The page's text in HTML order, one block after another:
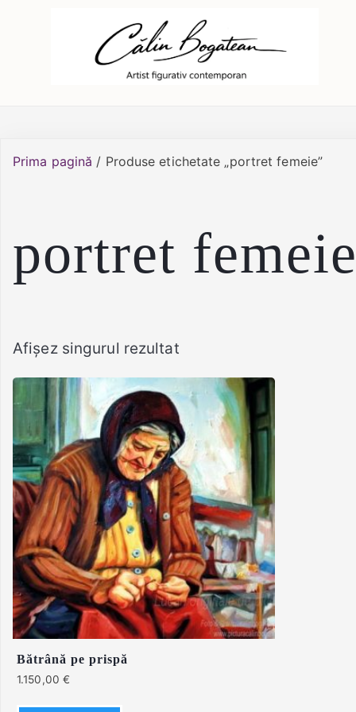
Călin Bogătean
Picturi originale, icoane contemporane
Prima pagină / Produse etichetate „portret femeie”
portret femeie
Afișez singurul rezultat
Bătrână pe prispă
1.150,00 €